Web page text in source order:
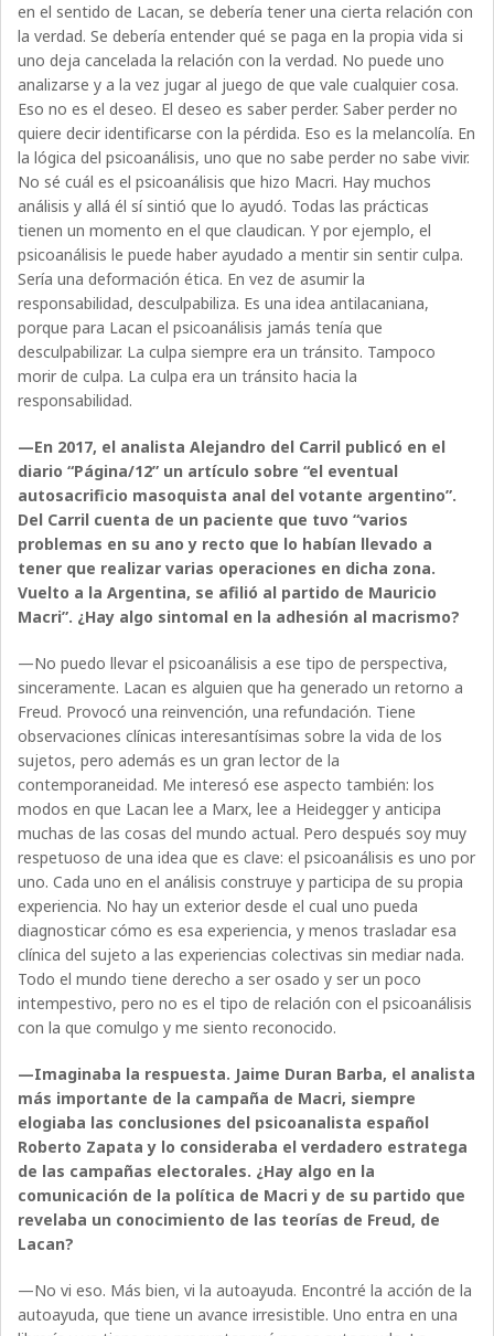
en el sentido de Lacan, se debería tener una cierta relación con
la verdad. Se debería entender qué se paga en la propia vida si
uno deja cancelada la relación con la verdad. No puede uno
analizarse y a la vez jugar al juego de que vale cualquier cosa.
Eso no es el deseo. El deseo es saber perder. Saber perder no
quiere decir identificarse con la pérdida. Eso es la melancolía. En
la lógica del psicoanálisis, uno que no sabe perder no sabe vivir.
No sé cuál es el psicoanálisis que hizo Macri. Hay muchos
análisis y allá él sí sintió que lo ayudó. Todas las prácticas
tienen un momento en el que claudican. Y por ejemplo, el
psicoanálisis le puede haber ayudado a mentir sin sentir culpa.
Sería una deformación ética. En vez de asumir la
responsabilidad, desculpabiliza. Es una idea antilacaniana,
porque para Lacan el psicoanálisis jamás tenía que
desculpabilizar. La culpa siempre era un tránsito. Tampoco
morir de culpa. La culpa era un tránsito hacia la
responsabilidad.
—En 2017, el analista Alejandro del Carril publicó en el
diario “Página/12” un artículo sobre “el eventual
autosacrificio masoquista anal del votante argentino”.
Del Carril cuenta de un paciente que tuvo “varios
problemas en su ano y recto que lo habían llevado a
tener que realizar varias operaciones en dicha zona.
Vuelto a la Argentina, se afilió al partido de Mauricio
Macri”. ¿Hay algo sintomal en la adhesión al macrismo?
—No puedo llevar el psicoanálisis a ese tipo de perspectiva,
sinceramente. Lacan es alguien que ha generado un retorno a
Freud. Provocó una reinvención, una refundación. Tiene
observaciones clínicas interesantísimas sobre la vida de los
sujetos, pero además es un gran lector de la
contemporaneidad. Me interesó ese aspecto también: los
modos en que Lacan lee a Marx, lee a Heidegger y anticipa
muchas de las cosas del mundo actual. Pero después soy muy
respetuoso de una idea que es clave: el psicoanálisis es uno por
uno. Cada uno en el análisis construye y participa de su propia
experiencia. No hay un exterior desde el cual uno pueda
diagnosticar cómo es esa experiencia, y menos trasladar esa
clínica del sujeto a las experiencias colectivas sin mediar nada.
Todo el mundo tiene derecho a ser osado y ser un poco
intempestivo, pero no es el tipo de relación con el psicoanálisis
con la que comulgo y me siento reconocido.
—Imaginaba la respuesta. Jaime Duran Barba, el analista
más importante de la campaña de Macri, siempre
elogiaba las conclusiones del psicoanalista español
Roberto Zapata y lo consideraba el verdadero estratega
de las campañas electorales. ¿Hay algo en la
comunicación de la política de Macri y de su partido que
revelaba un conocimiento de las teorías de Freud, de
Lacan?
—No vi eso. Más bien, vi la autoayuda. Encontré la acción de la
autoayuda, que tiene un avance irresistible. Uno entra en una